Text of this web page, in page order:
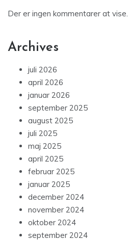
Der er ingen kommentarer at vise.
Archives
juli 2026
april 2026
januar 2026
september 2025
august 2025
juli 2025
maj 2025
april 2025
februar 2025
januar 2025
december 2024
november 2024
oktober 2024
september 2024